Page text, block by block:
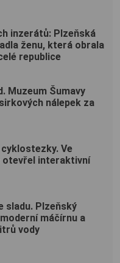
inzerátů: Plzeňská
ženu, která obrala
republice
Muzeum Šumavy
nálepek za
Ve
otevřel interaktivní
sladu. Plzeňský
máčírnu a
vody